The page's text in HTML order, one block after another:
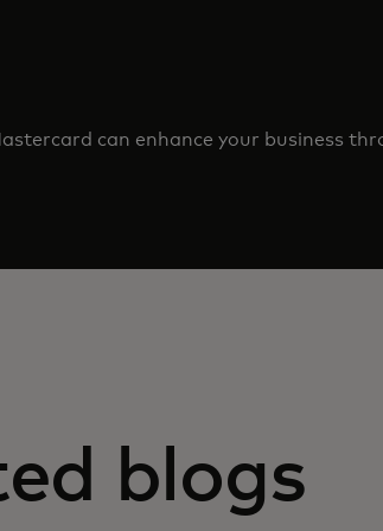
can enhance your business
blogs